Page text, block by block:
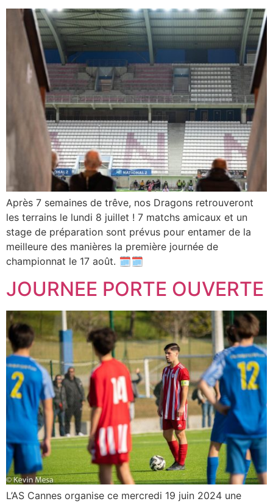
Après 7 semaines de trêve, nos Dragons retrouveront
les terrains le lundi 8 juillet ! 7 matchs amicaux et un
stage de préparation sont prévus pour entamer de la
meilleure des manières la première journée de
championnat le 17 août. 🗓️🗓️
JOURNEE PORTE OUVERTE
L’AS Cannes organise ce mercredi 19 juin 2024 une